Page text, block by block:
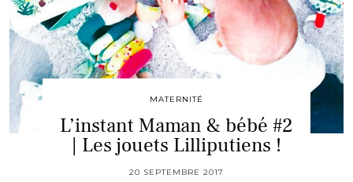
MATERNITÉ
L’instant Maman & bébé #2
| Les jouets Lilliputiens !
20 SEPTEMBRE 2017